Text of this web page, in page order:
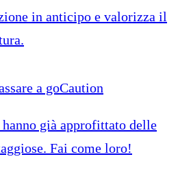
in anticipo e valorizza il
a goCaution
già approfittato delle
Fai come loro!